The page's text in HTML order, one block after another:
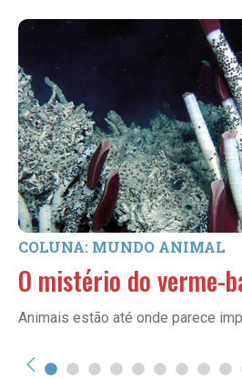
COLUNA: MUNDO ANIMAL
O mistério do verme-
Animais estão até onde parece